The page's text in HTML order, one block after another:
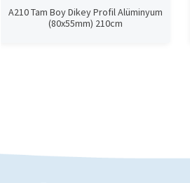
A210 Tam Boy Dikey Profil Alüminyum
(80x55mm) 210cm